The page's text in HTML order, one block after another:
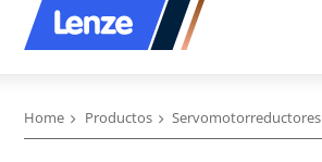
Home Productos Servomotorreductores